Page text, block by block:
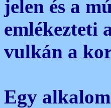
jelen és a
emlékezteti
vulkán a
Egy